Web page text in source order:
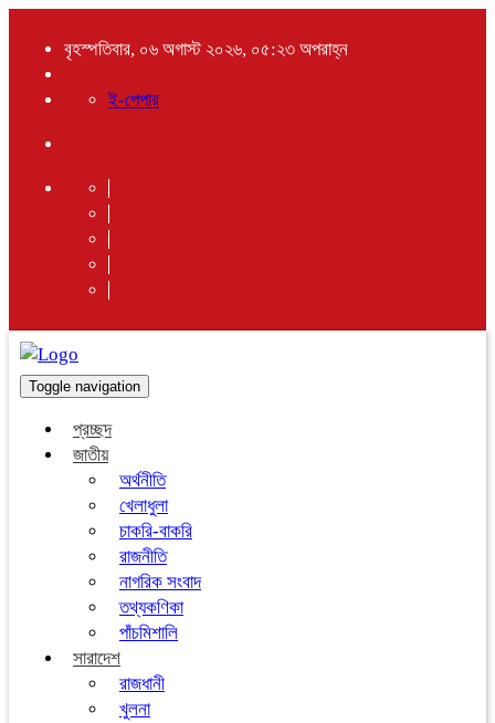
বৃহস্পতিবার, ০৬ অগাস্ট ২০২৬, ০৫:২৩ অপরাহ্ন
ই-পেপার
Toggle navigation
প্রচ্ছদ
জাতীয়
অর্থনীতি
খেলাধুলা
চাকরি-বাকরি
রাজনীতি
নাগরিক সংবাদ
তথ্যকণিকা
পাঁচমিশালি
সারাদেশ
রাজধানী
খুলনা